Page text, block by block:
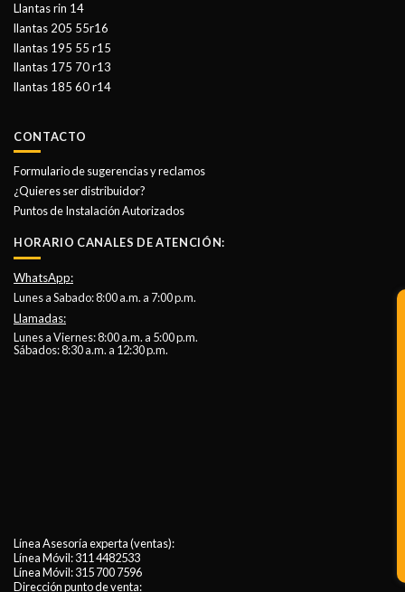
Llantas rin 14
llantas 205 55r16
llantas 195 55 r15
llantas 175 70 r13
llantas 185 60 r14
CONTACTO
Formulario de sugerencias y reclamos
¿Quieres ser distribuidor?
Puntos de Instalación Autorizados
HORARIO CANALES DE ATENCIÓN:
WhatsApp:
Lunes a Sabado: 8:00 a.m. a 7:00 p.m.
Llamadas:
Lunes a Viernes: 8:00 a.m. a 5:00 p.m.
Sábados: 8:30 a.m. a 12:30 p.m.
Línea Asesoría experta (ventas):
Línea Móvil:311 4482533
Línea Móvil:315 700 7596
Dirección punto de venta: